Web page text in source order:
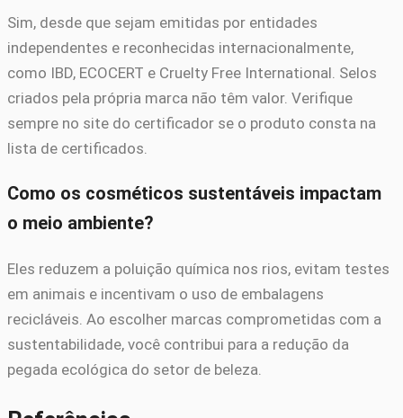
Sim, desde que sejam emitidas por entidades
independentes e reconhecidas internacionalmente,
como IBD, ECOCERT e Cruelty Free International. Selos
criados pela própria marca não têm valor. Verifique
sempre no site do certificador se o produto consta na
lista de certificados.
Como os cosméticos sustentáveis impactam
o meio ambiente?
Eles reduzem a poluição química nos rios, evitam testes
em animais e incentivam o uso de embalagens
recicláveis. Ao escolher marcas comprometidas com a
sustentabilidade, você contribui para a redução da
pegada ecológica do setor de beleza.